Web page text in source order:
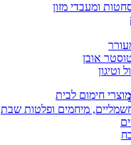
ומעבדי מזון
אובן
וטיגון
מיחמים ופלטות שבת
חימום לבית